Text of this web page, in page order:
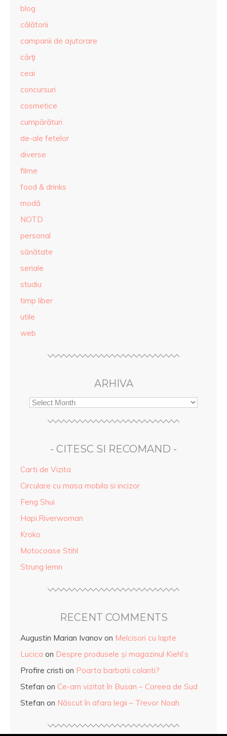
blog
călătorii
campanii de ajutorare
cărţi
ceai
concursuri
cosmetice
cumpărături
de-ale fetelor
diverse
filme
food & drinks
modă
NOTD
personal
sănătate
seriale
studiu
timp liber
utile
web
ARHIVA
- CITESC SI RECOMAND -
Carti de Vizita
Circulare cu masa mobila si incizor
Feng Shui
Hapi.Riverwoman
Kroko
Motocoase Stihl
Strung lemn
RECENT COMMENTS
Augustin Marian Ivanov on Melcisori cu lapte
Lucica on Despre produsele și magazinul Kiehl’s
Profire cristi on Poarta barbatii colanti?
Stefan on Ce-am vizitat în Busan – Coreea de Sud
Stefan on Născut în afara legii – Trevor Noah